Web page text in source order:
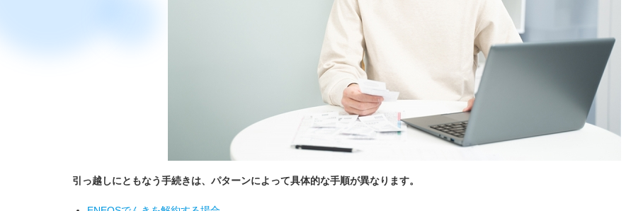
引っ越しにともなう手続きは、パターンによって具体的な手順が異なります。